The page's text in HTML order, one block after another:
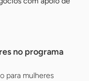
no programa
para mulheres